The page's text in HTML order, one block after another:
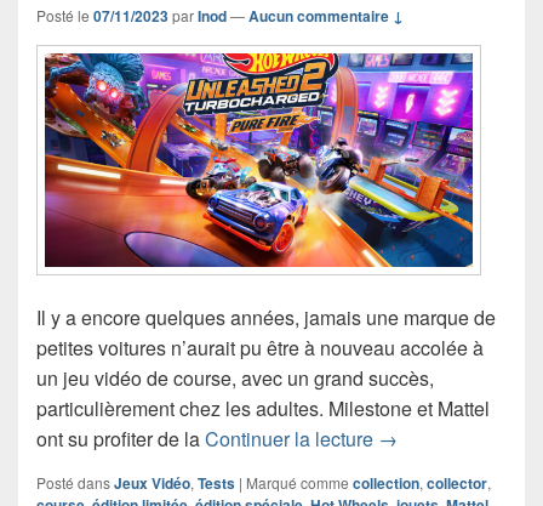
Posté le 07/11/2023parInod—Aucun commentaire ↓
Il y a encore quelques années, jamais une marque de
petites voitures n’aurait pu être à nouveau accolée à
un jeu vidéo de course, avec un grand succès,
particulièrement chez les adultes. Milestone et Mattel
ont su profiter de laContinuer la lecture Chronique jeu
→
Posté dansJeux Vidéo, Tests | Marqué comme collection, collector,